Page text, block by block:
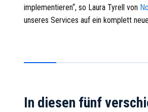
implementieren“, so Laura Tyrell von
unseres Services auf ein komplett
In diesen fünf